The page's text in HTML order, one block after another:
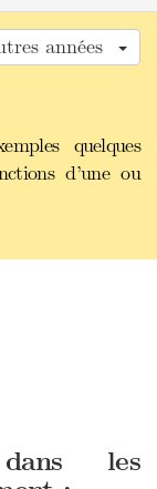
années
quelques
d’une ou
les